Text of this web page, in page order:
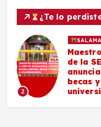
¿Te lo
2
de la
becas